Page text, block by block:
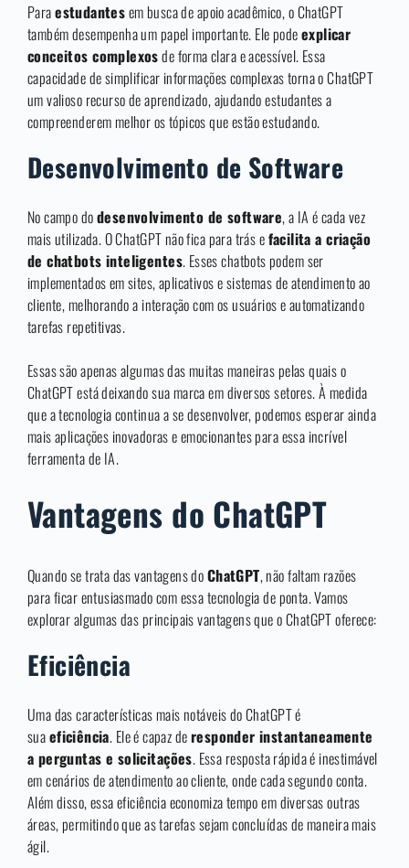
Paraestudantesem busca de apoio acadêmico, o ChatGPT
também desempenha um papel importante. Ele podeexplicar
conceitos complexosde forma clara e acessível. Essa
capacidade de simplificar informações complexas torna o ChatGPT
um valioso recurso de aprendizado, ajudando estudantes a
compreenderem melhor os tópicos que estão estudando.
Desenvolvimento de Software
No campo dodesenvolvimento de software, a IA é cada vez
mais utilizada. O ChatGPT não fica para trás efacilita a criação
de chatbots inteligentes. Esses chatbots podem ser
implementados em sites, aplicativos e sistemas de atendimento ao
cliente, melhorando a interação com os usuários e automatizando
tarefas repetitivas.
Essas são apenas algumas das muitas maneiras pelas quais o
ChatGPT está deixando sua marca em diversos setores. À medida
que a tecnologia continua a se desenvolver, podemos esperar ainda
mais aplicações inovadoras e emocionantes para essa incrível
ferramenta de IA.
Vantagens do ChatGPT
Quando se trata das vantagens doChatGPT, não faltam razões
para ficar entusiasmado com essa tecnologia de ponta. Vamos
explorar algumas das principais vantagens que o ChatGPT oferece:
Eficiência
Uma das características mais notáveis do ChatGPT é
suaeficiência. Ele é capaz deresponder instantaneamente
a perguntas e solicitações. Essa resposta rápida é inestimável
em cenários de atendimento ao cliente, onde cada segundo conta.
Além disso, essa eficiência economiza tempo em diversas outras
áreas, permitindo que as tarefas sejam concluídas de maneira mais
ágil.